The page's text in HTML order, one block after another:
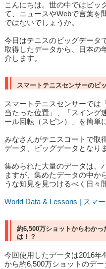
こんにちは。世の中ではビッ
て、ニュースやWebで言葉を
ではないでしょうか。
今日はテニスのビッグデータ
取得したデータから、日本の
介します。
スマートテニスセンサーのビ
スマートテニスセンサーでは
当たった位置」、「スイング
ール回転（スピン）」を簡単
みなさんがテニスコートで取
データ、ビッグデータとなり
集められた大量のデータは、
ますが、集めたデータの中か
うな知見を見つけるべく日々
World Data & Lessons | スマ
約6,500万ショットからわか
は！？
今回使用したデータは2016年
から約6,500万ショットのデー